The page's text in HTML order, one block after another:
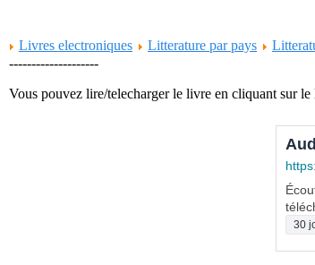
Livres electroniques
Litterature par pays
--------------------
Vous pouvez lire/telecharger le livre en cliquant sur le
30